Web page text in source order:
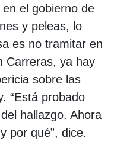
el gobierno de
y peleas, lo
es no tramitar en
Carreras, ya hay
sobre las
“Está probado
hallazgo. Ahora
por qué”, dice.